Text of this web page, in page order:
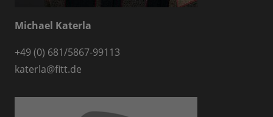
Michael Katerla
+49 (0) 681/5867-99113
katerla@fitt.de